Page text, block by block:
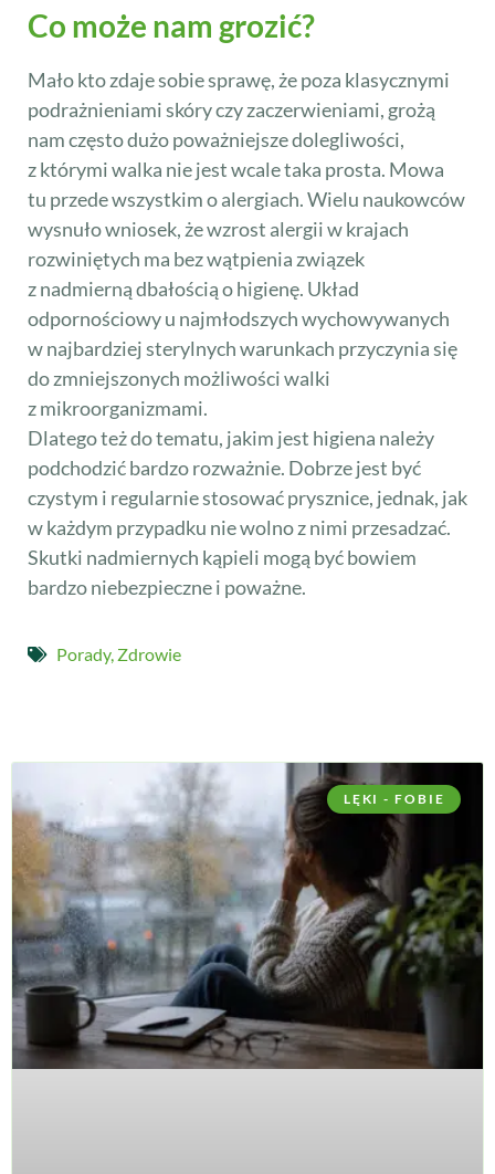
Co może nam grozić?
Mało kto zdaje sobie sprawę, że poza klasycznymi
podrażnieniami skóry czy zaczerwieniami, grożą
nam często dużo poważniejsze dolegliwości,
z którymi walka nie jest wcale taka prosta. Mowa
tu przede wszystkim o alergiach. Wielu naukowców
wysnuło wniosek, że wzrost alergii w krajach
rozwiniętych ma bez wątpienia związek
z nadmierną dbałością o higienę. Układ
odpornościowy u najmłodszych wychowywanych
w najbardziej sterylnych warunkach przyczynia się
do zmniejszonych możliwości walki
z mikroorganizmami.
Dlatego też do tematu, jakim jest higiena należy
podchodzić bardzo rozważnie. Dobrze jest być
czystym i regularnie stosować prysznice, jednak, jak
w każdym przypadku nie wolno z nimi przesadzać.
Skutki nadmiernych kąpieli mogą być bowiem
bardzo niebezpieczne i poważne.
Porady, Zdrowie
LĘKI - FOBIE